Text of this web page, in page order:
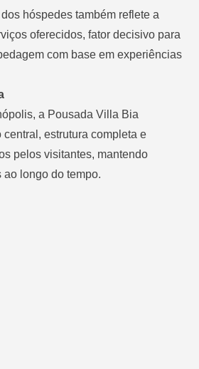
hóspedes também reflete a
oferecidos, fator decisivo para
com base em experiências
a Pousada Villa Bia
estrutura completa e
pelos visitantes, mantendo
longo do tempo.